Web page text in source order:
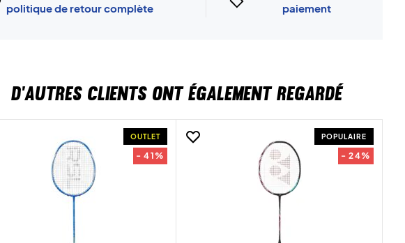
politique de retour complète
paiement
D'AUTRES CLIENTS ONT ÉGALEMENT REGARDÉ
OUTLET
- 41%
POPULAIRE
- 24%